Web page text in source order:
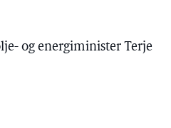
og energiminister Terje